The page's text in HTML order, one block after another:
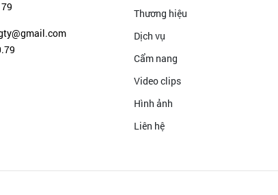
Thương hiệu
Dịch vụ
Cẩm nang
Video clips
Hình ảnh
Liên hệ